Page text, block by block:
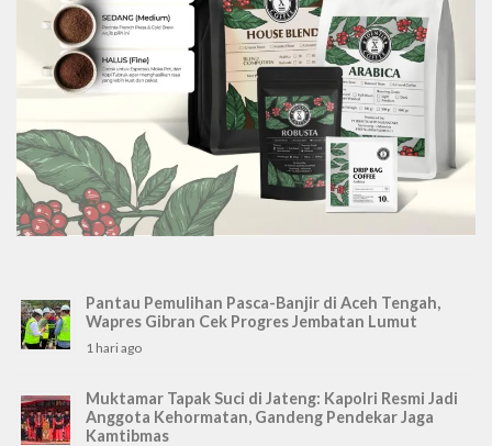
Pantau Pemulihan Pasca-Banjir di Aceh Tengah,
Wapres Gibran Cek Progres Jembatan Lumut
1 hari ago
Muktamar Tapak Suci di Jateng: Kapolri Resmi Jadi
Anggota Kehormatan, Gandeng Pendekar Jaga
Kamtibmas